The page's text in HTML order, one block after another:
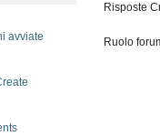
avviate
Risposte
Ruolo